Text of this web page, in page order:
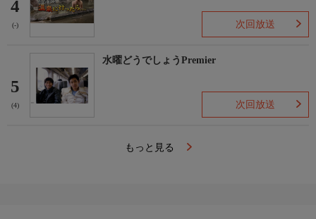
4
(-) 次回放送
5
(4)
水曜どうでしょうPremier
次回放送
もっと見る